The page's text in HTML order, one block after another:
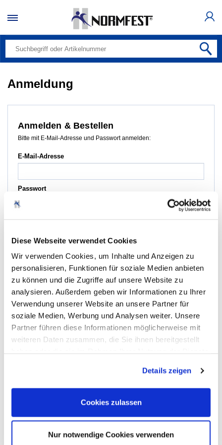
Diese Webseite verwendet Cookies
Wir verwenden Cookies, um Inhalte und Anzeigen zu
personalisieren, Funktionen für soziale Medien anbieten
zu können und die Zugriffe auf unsere Website zu
analysieren. Außerdem geben wir Informationen zu Ihrer
Verwendung unserer Website an unsere Partner für
soziale Medien, Werbung und Analysen weiter. Unsere
Partner führen diese Informationen möglicherweise mit
weiteren Daten zusammen, die Sie ihnen bereitgestellt
Cookies, wenn Sie unsere Webseite weiterhin nutzen.
Details zeigen
Cookies zulassen
Nur notwendige Cookies verwenden
Anmeldung
Anmelden & Bestellen
Bitte mit E-Mail-Adresse und Passwort anmelden:
E-Mail-Adresse
Passwort
Anmelden
Neu hier? Jetzt registrieren
Nutzen Sie die vielen Vorteile des persönlichen Kundenkontos
Verwaltung der Lieferadressen
Prüfung der Lieferadressen
Registrieren